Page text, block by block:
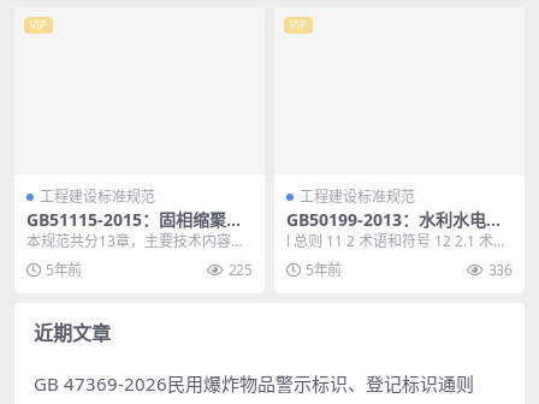
VIP
工程建设标准规范
GB51115-2015：固相缩聚工
厂设计规范
本规范共分13章，主要技术内容包
括:总则，术语和代号，工艺设计，
工艺设备和布置，...
5年前 225
VIP
工程建设标准规范
GB50199-2013：水利水电工
程结构可靠性设计统一标准
l 总则 11 2 术语和符号 12 2.1 术
语 12 2.2 符号 17 3...
5年前 336
近期文章
GB 47369-2026民用爆炸物品警示标识、登记标识通则